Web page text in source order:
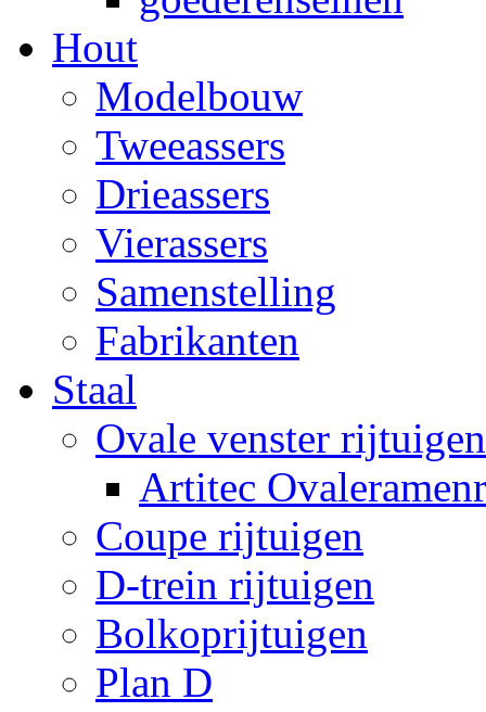
Hout
Modelbouw
Tweeassers
Drieassers
Vierassers
Samenstelling
Fabrikanten
Staal
Ovale venster rijtuigen
Artitec
Coupe rijtuigen
D-trein rijtuigen
Bolkoprijtuigen
Plan D